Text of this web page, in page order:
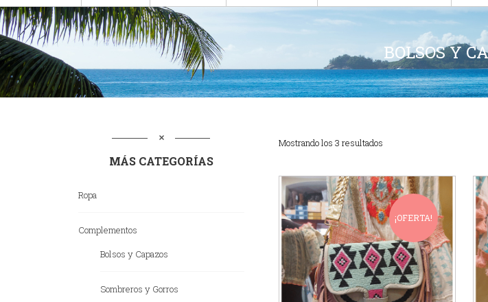
BOLSOS Y
Mostrando los 3 resultados
¡OFERTA!
MÁS CATEGORÍAS
Ropa
Complementos
Bolsos y Capazos
Sombreros y Gorros